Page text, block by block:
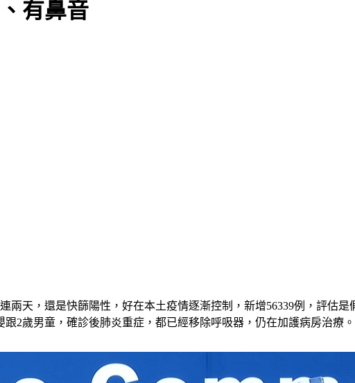
有鼻音
天，還是快篩陽性，好在本土疫情逐漸控制，新增56339例，評估是
2歲男童，確診後肺炎重症，都已經移除呼吸器，仍在加護病房治療。